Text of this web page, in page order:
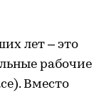
лет – это
рабочие
Вместо